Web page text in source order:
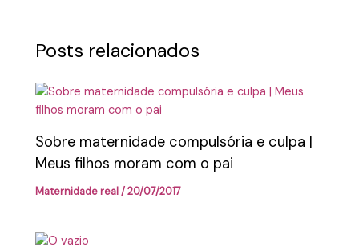
Posts relacionados
Sobre maternidade compulsória e culpa |
Meus filhos moram com o pai
Maternidade real/20/07/2017